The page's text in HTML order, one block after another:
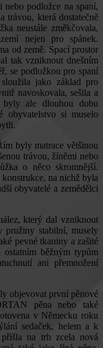
nebo podložce na spaní,
trávou, která dostatečně
neustále změkčovala,
nejen pro spánek.
od země. Spací prostor
tak vzniknout dnešním
se podložkou pro spaní
jako základ pro
navoskovala, sešila a
ale dlouhou dobu
obyvatelstvo si muselo
byly matrace většinou
trávou, žíněmi nebo
o něco skromnější.
na nichž byla
obyvatelé a zemědělci
který dal vzniknout
pružiny stabilní, musely
pevné tkaniny a zašité
ostatním běžným typům
ani přemnožení
objevovat první pěnové
pěna nebo také
v Německu roku
sedaček, helem a k
na trh zcela nová